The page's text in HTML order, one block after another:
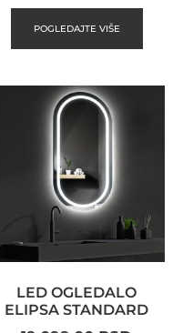
POGLEDAJTE VIŠE
LED OGLEDALO
ELIPSA STANDARD